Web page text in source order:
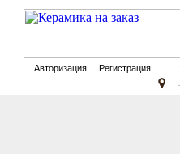
Авторизация Регистрация